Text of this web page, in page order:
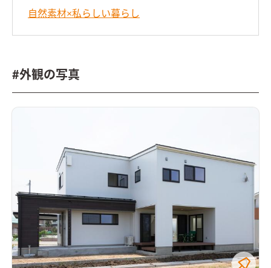
自然素材×私らしい暮らし
#外観の写真